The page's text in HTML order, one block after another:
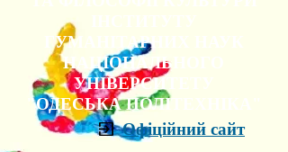
ГУМАНІТАРНИХ НАУК
НАЦІОНАЛЬНОГО
УНІВЕРСИТЕТУ
"ОДЕСЬКА ПОЛІТЕХНІКА"
Офіційний сайт